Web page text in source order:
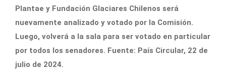
Plantae y Fundación Glaciares Chilenos será
nuevamente analizado y votado por la Comisión.
Luego, volverá a la sala para ser votado en particular
por todos los senadores. Fuente: País Circular, 22 de
julio de 2024.